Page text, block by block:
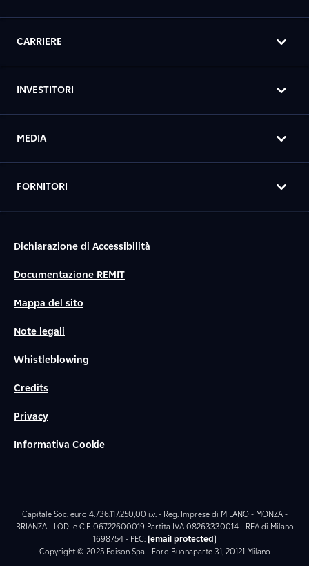
CARRIERE
INVESTITORI
MEDIA
FORNITORI
Dichiarazione di Accessibilità
Documentazione REMIT
Mappa del sito
Note legali
Whistleblowing
Credits
Privacy
Informativa Cookie
Capitale Soc. euro 4.736.117.250,00 i.v. - Reg. Imprese di MILANO - MONZA -
BRIANZA - LODI e C.F. 06722600019 Partita IVA 08263330014 - REA di Milano
1698754 - PEC: [email protected]
Copyright © 2025 Edison Spa - Foro Buonaparte 31, 20121 Milano